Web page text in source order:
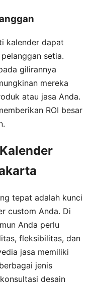
kalender dapat
setia.
gilirannya
mereka
atau jasa Anda.
ROI besar
tepat adalah kunci
custom Anda. Di
Anda perlu
fleksibilitas, dan
jasa memiliki
jenis
desain